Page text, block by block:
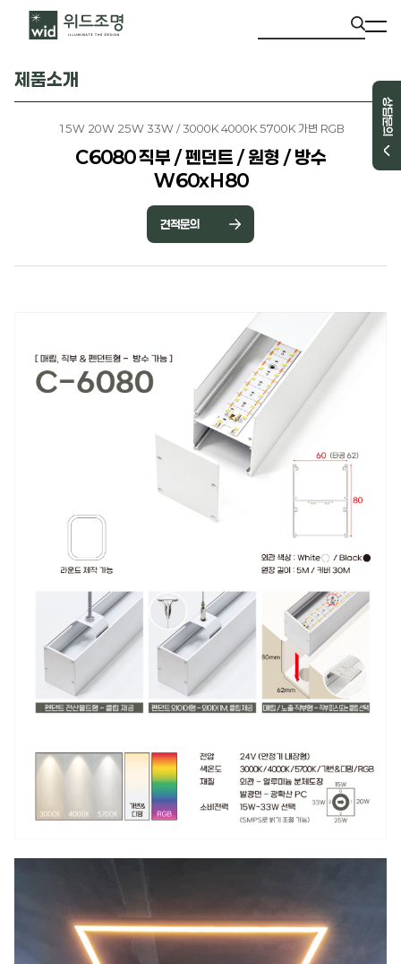
상담문의
제품소개
15W 20W 25W 33W / 3000K 4000K 5700K 가변 RGB
C6080 직부 / 펜던트 / 원형 / 방수
W60xH80
견적문의